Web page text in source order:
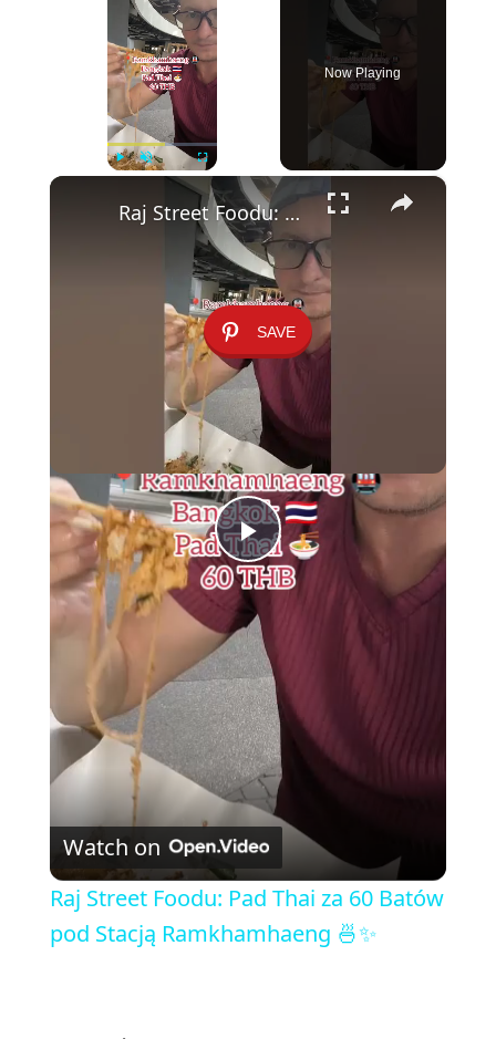
Unmute Fullscreen
Now Playing
×
SAVE
P
l
a
y
V
i
Raj Street Foodu: Pad Thai za 60 Batów pod Stacją Ramkhamhaeng 🍜✨
Watch on
Raj Street Foodu: Pad Thai za 60 Batów
pod Stacją Ramkhamhaeng 🍜✨